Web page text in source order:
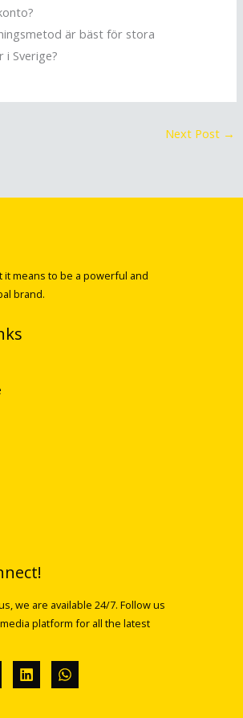
är bäst för stora
i Sverige?
Next Post →
it means to be a powerful and
brand.
we are available 24/7. Follow us
platform for all the latest